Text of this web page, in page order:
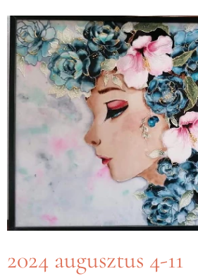
2024 augusztus 4-11